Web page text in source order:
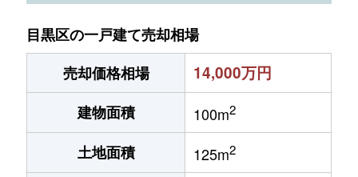
目黒区の一戸建て売却相場
売却価格相場
14,000万円
建物面積 100m2
土地面積 125m2